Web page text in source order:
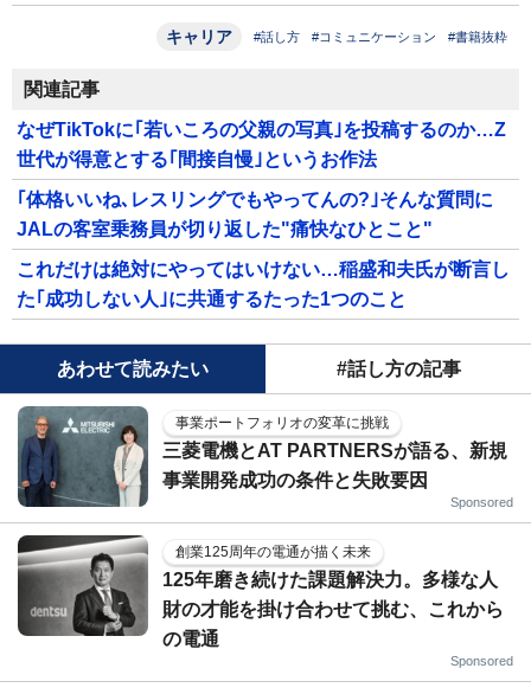
キャリア #話し方 #コミュニケーション #書籍抜粋
関連記事
なぜTikTokに｢若いころの父親の写真｣を投稿するのか…Z
世代が得意とする｢間接自慢｣というお作法
｢体格いいね､レスリングでもやってんの?｣そんな質問に
JALの客室乗務員が切り返した"痛快なひとこと"
これだけは絶対にやってはいけない…稲盛和夫氏が断言し
た｢成功しない人｣に共通するたった1つのこと
あわせて読みたい #話し方の記事
事業ポートフォリオの変革に挑戦
三菱電機とAT PARTNERSが語る、新規
事業開発成功の条件と失敗要因
Sponsored
創業125周年の電通が描く未来
125年磨き続けた課題解決力。多様な人
財の才能を掛け合わせて挑む、これから
の電通
Sponsored